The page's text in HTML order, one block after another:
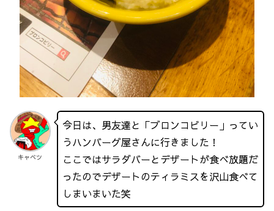
キャベツ
今日は、男友達と「ブロンコビリー」ってい
うハンバーグ屋さんに行きました！
ここではサラダバーとデザートが食べ放題だ
ったのでデザートのティラミスを沢山食べて
しまいまいた笑